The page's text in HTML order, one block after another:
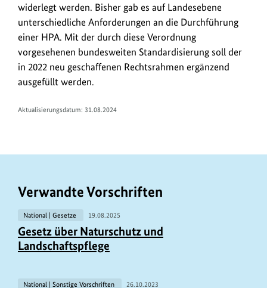
widerlegt werden. Bisher gab es auf Landesebene
unterschiedliche Anforderungen an die Durchführung
einer HPA. Mit der durch diese Verordnung
vorgesehenen bundesweiten Standardisierung soll der
in 2022 neu geschaffenen Rechtsrahmen ergänzend
ausgefüllt werden.
Aktualisierungsdatum: 31.08.2024
Verwandte Vorschriften
National | Gesetze 19.08.2025
Gesetz über Naturschutz und
Landschaftspflege
National | Sonstige Vorschriften 26.10.2023